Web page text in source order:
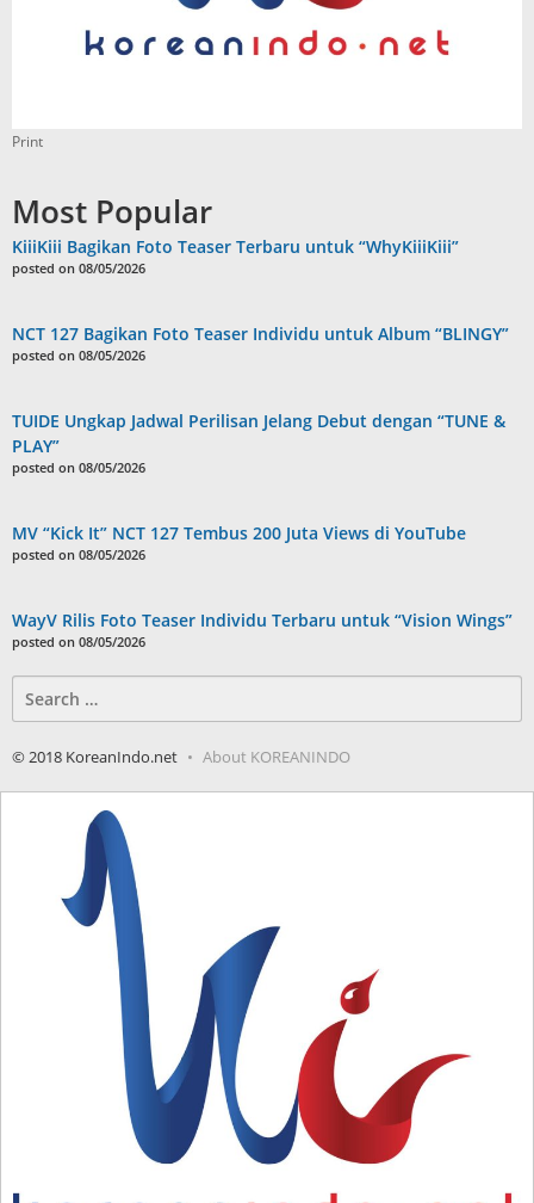
Print
Most Popular
KiiiKiii Bagikan Foto Teaser Terbaru untuk “WhyKiiiKiii”
posted on 08/05/2026
NCT 127 Bagikan Foto Teaser Individu untuk Album “BLINGY”
posted on 08/05/2026
TUIDE Ungkap Jadwal Perilisan Jelang Debut dengan “TUNE &
PLAY”
posted on 08/05/2026
MV “Kick It” NCT 127 Tembus 200 Juta Views di YouTube
posted on 08/05/2026
WayV Rilis Foto Teaser Individu Terbaru untuk “Vision Wings”
posted on 08/05/2026
for:
© 2018 KoreanIndo.net About KOREANINDO